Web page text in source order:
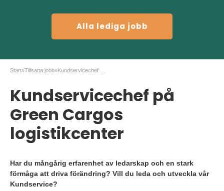
Alla lediga jobb
Start»Tillsatta jobb»
Kundservicechef på
Green Cargos
logistikcenter
Har du mångårig erfarenhet av ledarskap och en stark
förmåga att driva förändring? Vill du leda och utveckla vår
Kundservice?